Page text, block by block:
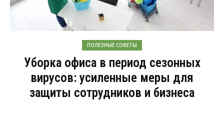
ПОЛЕЗНЫЕ СОВЕТЫ
Уборка офиса в период сезонных
вирусов: усиленные меры для
защиты сотрудников и бизнеса